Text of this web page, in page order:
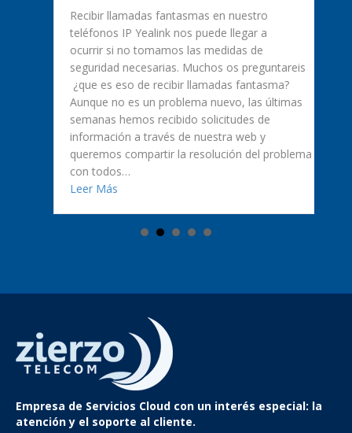
Te lo explicamos
Recibir llamadas fantasmas en nuestro
teléfonos IP Yealink nos puede llegar a
ocurrir si no tomamos las medidas de
seguridad necesarias. Muchos os preguntareis
¿que es eso de recibir llamadas fantasma?
Aunque no es un problema nuevo, las últimas
semanas hemos recibido solicitudes de
información a través de nuestra web y
queremos compartir la resolución del problema
con todos…
Leer Másabout Llamadas fantasma en teléfonos IP
Empresa de Servicios Cloud con un interés especial: la
atención y el soporte al cliente.